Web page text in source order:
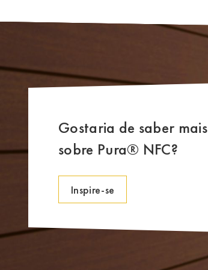
Gostaria de saber mais
sobre Pura® NFC?
Inspire-se